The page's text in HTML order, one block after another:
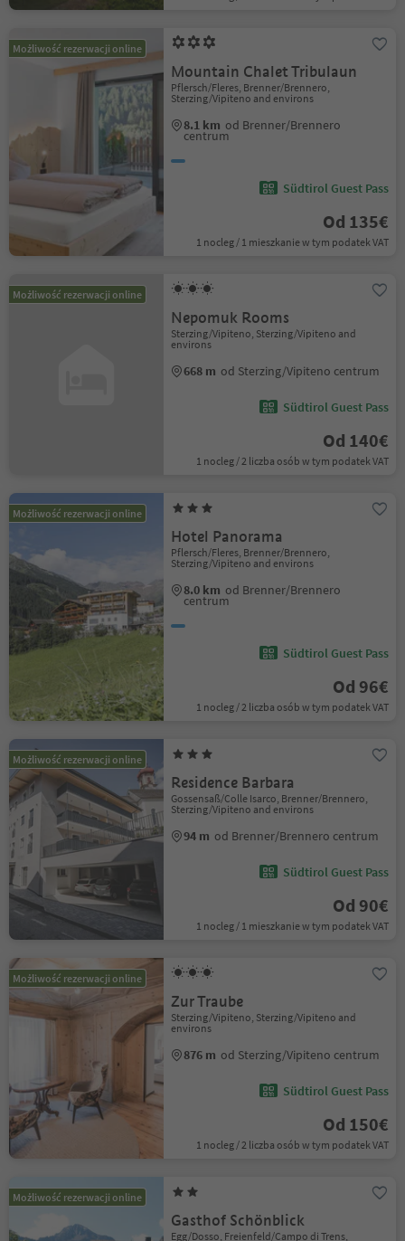
Możliwość rezerwacji online
Mountain Chalet Tribulaun
Pflersch/Fleres, Brenner/Brennero,
Sterzing/Vipiteno and environs
8.1 km od Brenner/Brennero
centrum
Südtirol Guest Pass
Od 135€
1 nocleg / 1 mieszkanie w tym podatek VAT
Możliwość rezerwacji online
Nepomuk Rooms
Sterzing/Vipiteno, Sterzing/Vipiteno and
environs
668 m od Sterzing/Vipiteno centrum
Südtirol Guest Pass
Od 140€
1 nocleg / 2 liczba osób w tym podatek VAT
Możliwość rezerwacji online
Hotel Panorama
Pflersch/Fleres, Brenner/Brennero,
Sterzing/Vipiteno and environs
8.0 km od Brenner/Brennero
centrum
Südtirol Guest Pass
Od 96€
1 nocleg / 2 liczba osób w tym podatek VAT
Możliwość rezerwacji online
Residence Barbara
Gossensaß/Colle Isarco, Brenner/Brennero,
Sterzing/Vipiteno and environs
94 m od Brenner/Brennero centrum
Südtirol Guest Pass
Od 90€
1 nocleg / 1 mieszkanie w tym podatek VAT
Możliwość rezerwacji online
Zur Traube
Sterzing/Vipiteno, Sterzing/Vipiteno and
environs
876 m od Sterzing/Vipiteno centrum
Südtirol Guest Pass
Od 150€
1 nocleg / 2 liczba osób w tym podatek VAT
Możliwość rezerwacji online
Gasthof Schönblick
Egg/Dosso, Freienfeld/Campo di Trens,